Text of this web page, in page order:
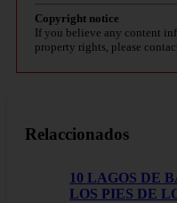
Copyright notice
If you believe any content
property rights, please
Relaccionados
10 LAGOS DE
LOS PIES DE